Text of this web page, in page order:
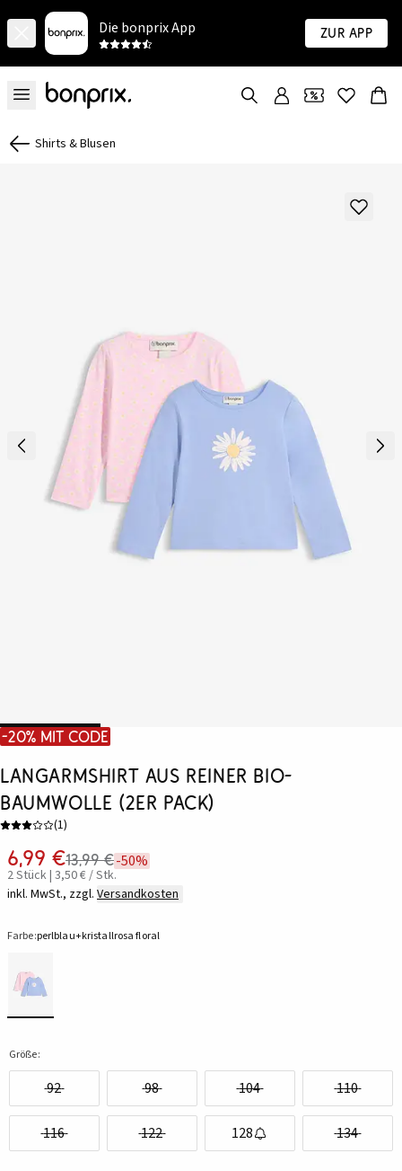
Die bonprix App Zur App
Shirts & Blusen
-20% mit Code
Langarmshirt aus reiner Bio-
Baumwolle (2er Pack)
(1)
6,99 €13,99 €-50%
2 Stück | 3,50 € / Stk.
inkl. MwSt., zzgl. Versandkosten
Farbe:perlblau+kristallrosa floral
Größe:
92 98 104 110
116 122 128 134